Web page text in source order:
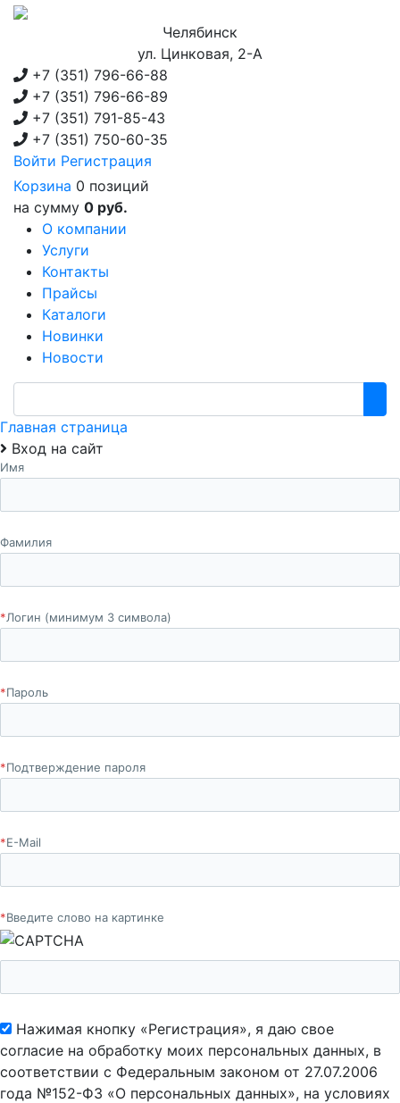
Челябинск
ул. Цинковая, 2-А
+7 (351) 796-66-88
+7 (351) 796-66-89
+7 (351) 791-85-43
+7 (351) 750-60-35
Войти Регистрация
Корзина 0 позиций
на сумму 0 руб.
О компании
Услуги
Контакты
Прайсы
Каталоги
Новинки
Новости
Главная страница
Вход на сайт
Имя
Фамилия
*Логин (минимум 3 символа)
*Пароль
*Подтверждение пароля
*E-Mail
*Введите слово на картинке
Нажимая кнопку «Регистрация», я даю свое
согласие на обработку моих персональных данных, в
соответствии с Федеральным законом от 27.07.2006
года №152-ФЗ «О персональных данных», на условиях